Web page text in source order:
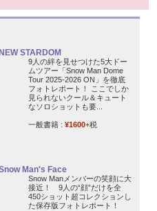
STARDOM
9人の絆を見せつけた5大ドー
ムツアー「Snow Man Dome
Tour 2025-2026 ON」を徹底
フォトレポート！ ここでしか
見られないクール＆キュート
なソロショットも要...
一般書籍 : ¥1600+税
Man's Face
Snow Manメンバーの笑顔に大
接近！ 9人の“顔”だけを全
450ショット超コレクションし
た保存版フォトレポート！